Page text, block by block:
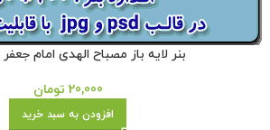
بنر لایه باز مصباح الهدی امام
20,000 تومان
افزودن به سبد خرید